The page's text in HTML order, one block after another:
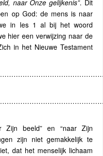
naar Onze gelijkenis”. Dit
op God: de mens is naar
in les 1 al bij het woord
hier een verwijzing naar de
in het Nieuwe Testament
Zijn beeld” en “naar Zijn
zijn niet gemakkelijk te
dat het menselijk lichaam